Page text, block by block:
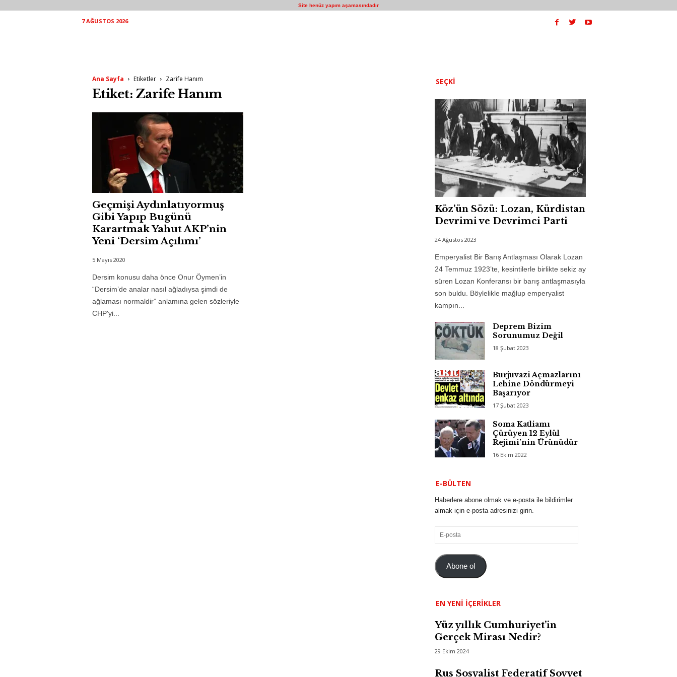
Site henüz yapım aşamasındadır
7 AĞUSTOS 2026
Ana Sayfa Etiketler Zarife Hanım
Etiket: Zarife Hanım
Geçmişi Aydınlatıyormuş
Gibi Yapıp Bugünü
Karartmak Yahut AKP’nin
Yeni ‘Dersim Açılımı’
5 Mayıs 2020
Dersim konusu daha önce Onur Öymen’in
“Dersim’de analar nasıl ağladıysa şimdi de
ağlaması normaldir” anlamına gelen sözleriyle
CHP'yi...
SEÇKI
Köz’ün Sözü: Lozan, Kürdistan
Devrimi ve Devrimci Parti
24 Ağustos 2023
Emperyalist Bir Barış Antlaşması Olarak Lozan
24 Temmuz 1923’te, kesintilerle birlikte sekiz ay
süren Lozan Konferansı bir barış antlaşmasıyla
son buldu. Böylelikle mağlup emperyalist
kampın...
Deprem Bizim
Sorunumuz Değil
18 Şubat 2023
Burjuvazi Açmazlarını
Lehine Döndürmeyi
Başarıyor
17 Şubat 2023
Soma Katliamı
Çürüyen 12 Eylül
Rejimi’nin Ürünüdür
16 Ekim 2022
E-BÜLTEN
Haberlere abone olmak ve e-posta ile bildirimler
almak için e-posta adresinizi girin.
E-
posta
Abone ol
EN YENI İÇERIKLER
Yüz yıllık Cumhuriyet’in
Gerçek Mirası Nedir?
29 Ekim 2024
Rus Sosyalist Federatif Sovyet